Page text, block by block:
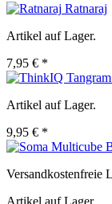
Ratnaraj
Artikel auf Lager.
7,95 € *
Artikel auf Lager.
9,95 € *
Versandkostenfreie